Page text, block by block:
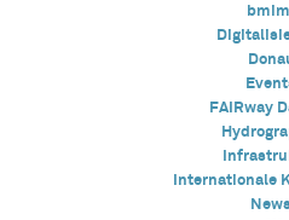
bmimi
FAIRway
Internationale